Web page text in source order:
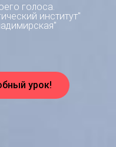
голоса.
институт"
урок!